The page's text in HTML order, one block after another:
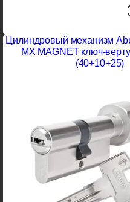
Цилиндровый механизм
MX MAGNET ключ-
(40+10+25)